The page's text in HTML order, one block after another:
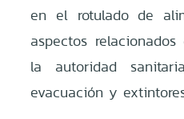
en el rotulado de
aspectos
la autoridad
evacuación y